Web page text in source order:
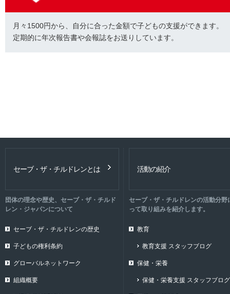
月々1500円から、自分に合った金額で子どもの支援ができます。
定期的に年次報告書や会報誌をお送りしています。
セーブ・ザ・チルドレンとは
団体の理念や歴史、セーブ・ザ・チルド
レン・ジャパンについて
セーブ・ザ・チルドレンの歴史
子どもの権利条約
グローバルネットワーク
組織概要
活動の紹介
セーブ・ザ・チルドレンの活動分野
って取り組みを紹介します。
教育
教育支援 スタッフブログ
保健・栄養
保健・栄養支援 スタッフブログ